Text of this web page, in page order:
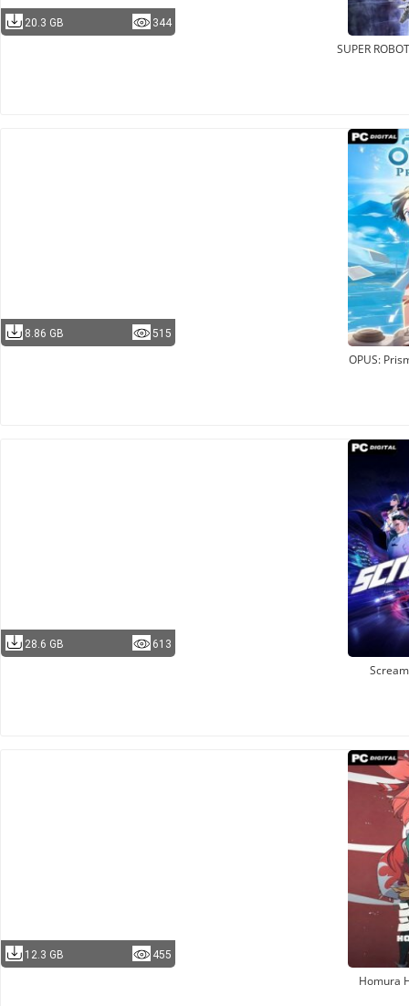
20.3 GB 344
SUPER
8.86 GB 515
OPUS:
28.6 GB 613
12.3 GB 455
Homura